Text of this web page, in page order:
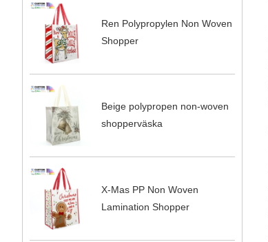
Ren Polypropylen Non Woven
Shopper
Beige polypropen non-woven
shopperväska
X-Mas PP Non Woven
Lamination Shopper